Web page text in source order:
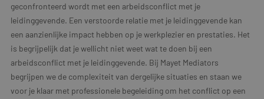
geconfronteerd wordt met een arbeidsconflict met je
leidinggevende. Een verstoorde relatie met je leidinggevende kan
een aanzienlijke impact hebben op je werkplezier en prestaties. Het
is begrijpelijk dat je wellicht niet weet wat te doen bij een
arbeidsconflict met je leidinggevende. Bij Mayet Mediators
begrijpen we de complexiteit van dergelijke situaties en staan we
voor je klaar met professionele begeleiding om het conflict op een